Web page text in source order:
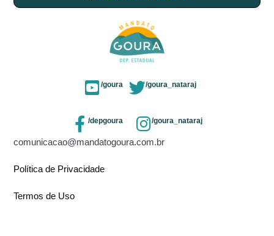
/goura /goura_nataraj
/depgoura /goura_nataraj
comunicacao@mandatogoura.com.br
Política de Privacidade
Termos de Uso